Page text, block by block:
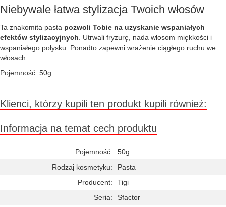
Niebywale łatwa stylizacja Twoich włosów
Ta znakomita pasta pozwoli Tobie na uzyskanie wspaniałych
efektów stylizacyjnych . Utrwali fryzurę, nada włosom miękkości i
wspaniałego połysku. Ponadto zapewni wrażenie ciągłego ruchu we
włosach.
Pojemność: 50g
Klienci, którzy kupili ten produkt kupili również:
Informacja na temat cech produktu
Pojemność:
50g
Rodzaj kosmetyku:
Pasta
Producent:
Tigi
Seria:
Sfactor